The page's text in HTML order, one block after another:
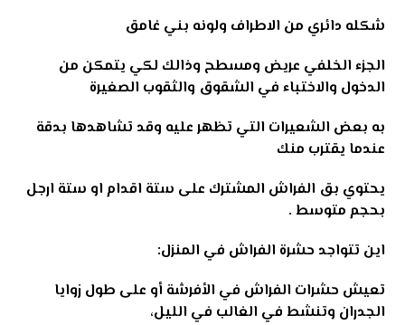
شكله دائري من الاطراف ولونه بني غامق
الجزء الخلفي عريض ومسطح وذالك لكي يتمكن من
الدخول والاختباء في الشقوق والثقوب الصغيرة
به بعض الشعيرات التي تظهر عليه وقد تشاهدها بدقة
عندما يقترب منك
يحتوي بق الفراش المشترك على ستة اقدام او ستة ارجل
بحجم متوسط .
اين تتواجد حشرة الفراش في المنزل:
تعيش حشرات الفراش في الأفرشة أو على طول زوايا
الجدران وتنشط في الغالب في الليل،